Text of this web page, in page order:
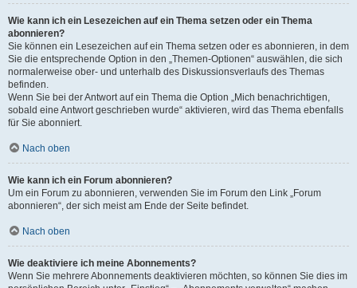
Wie kann ich ein Lesezeichen auf ein Thema setzen oder ein Thema
abonnieren?
Sie können ein Lesezeichen auf ein Thema setzen oder es abonnieren, in dem
Sie die entsprechende Option in den „Themen-Optionen“ auswählen, die sich
normalerweise ober- und unterhalb des Diskussionsverlaufs des Themas
befinden.
Wenn Sie bei der Antwort auf ein Thema die Option „Mich benachrichtigen,
sobald eine Antwort geschrieben wurde“ aktivieren, wird das Thema ebenfalls
für Sie abonniert.
Nach oben
Wie kann ich ein Forum abonnieren?
Um ein Forum zu abonnieren, verwenden Sie im Forum den Link „Forum
abonnieren“, der sich meist am Ende der Seite befindet.
Nach oben
Wie deaktiviere ich meine Abonnements?
Wenn Sie mehrere Abonnements deaktivieren möchten, so können Sie dies im